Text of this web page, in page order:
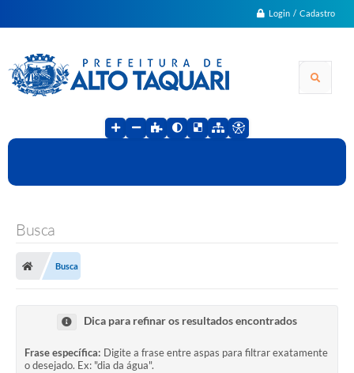
Login / Cadastro
Busca
Busca
Dica para refinar os resultados encontrados
Frase específica: Digite a frase entre aspas para filtrar exatamente
o desejado. Ex: "dia da água".